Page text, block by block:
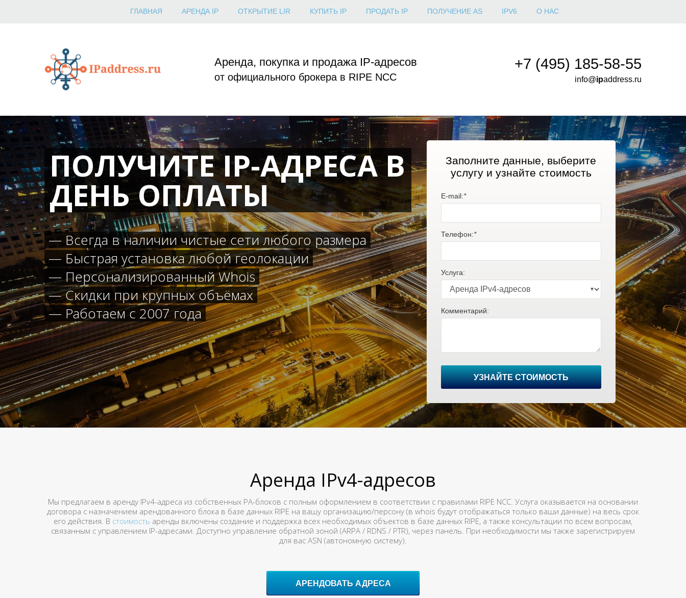
ГЛАВНАЯ АРЕНДА IP ОТКРЫТИЕ LIR КУПИТЬ IP ПРОДАТЬ IP ПОЛУЧЕНИЕ AS IPV6 О НАС
Аренда, покупка и продажа IP-адресов
от официального брокера в RIPE NCC
+7 (495) 185-58-55
info@ipaddress.ru
ПОЛУЧИТЕ IP-АДРЕСА В
ДЕНЬ ОПЛАТЫ
— Всегда в наличии чистые сети любого размера
— Быстрая установка любой геолокации
— Персонализированный Whois
— Скидки при крупных объёмах
— Работаем с 2007 года
Заполните данные, выберите
услугу и узнайте стоимость
E-mail:*
Телефон:*
Услуга:
Комментарий:
УЗНАЙТЕ СТОИМОСТЬ
Аренда IPv4-адресов
Мы предлагаем в аренду IPv4-адреса из собственных PA-блоков с полным оформлением в соответствии с правилами RIPE NCC. Услуга оказывается на основании
договора с назначением арендованного блока в базе данных RIPE на вашу организацию/персону (в whois будут отображаться только ваши данные) на весь срок
его действия. В стоимость аренды включены создание и поддержка всех необходимых объектов в базе данных RIPE, а также консультации по всем вопросам,
связанным с управлением IP-адресами. Доступно управление обратной зоной (ARPA / RDNS / PTR), через панель. При необходимости мы также зарегистрируем
для вас ASN (автономную систему).
АРЕНДОВАТЬ АДРЕСА